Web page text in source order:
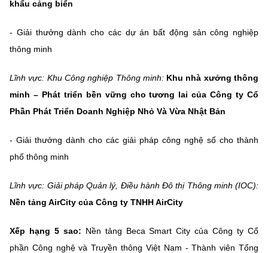
khẩu cảng biển
- Giải thưởng dành cho các dự án bất động sản công nghiệp
thông minh
Lĩnh vực: Khu Công nghiệp Thông minh: Khu nhà xưởng thông
minh – Phát triển bền vững cho tương lai của Công ty Cổ
Phần Phát Triển Doanh Nghiệp Nhỏ Và Vừa Nhật Bản
- Giải thưởng dành cho các giải pháp công nghệ số cho thành
phố thông minh
Lĩnh vực: Giải pháp Quản lý, Điều hành Đô thị Thông minh (IOC):
Nền tảng AirCity của Công ty TNHH AirCity
Xếp hạng 5 sao: Nền tảng Beca Smart City của Công ty Cổ
phần Công nghệ và Truyền thông Việt Nam - Thành viên Tổng